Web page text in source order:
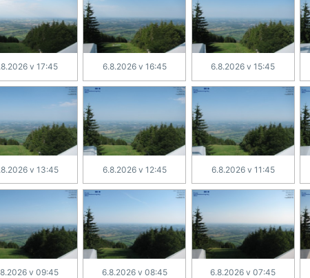
v 17:45 6.8.2026 v 16:45 6.8.2026 v 15:45
v 13:45 6.8.2026 v 12:45 6.8.2026 v 11:45
v 09:45 6.8.2026 v 08:45 6.8.2026 v 07:45